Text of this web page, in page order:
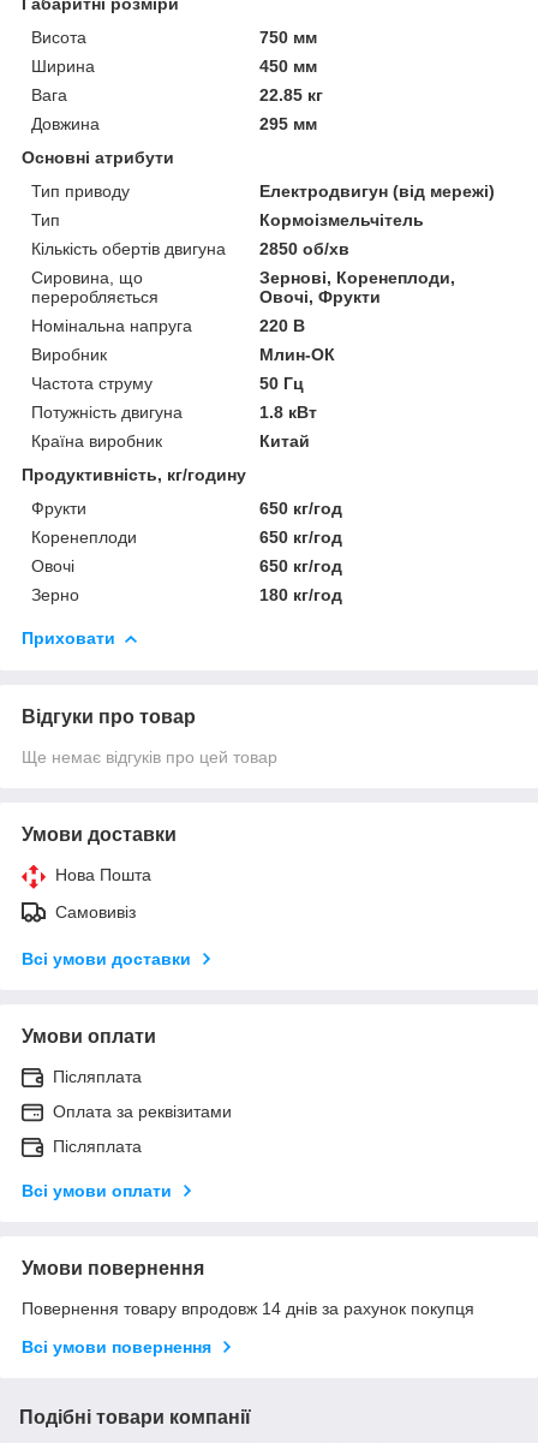
Висота
750 мм
Ширина
450 мм
Вага
22.85 кг
Довжина
295 мм
Основні атрибути
Тип приводу
Електродвигун (від мережі)
Тип
Кормоізмельчітель
Кількість обертів двигуна
2850 об/хв
Сировина, що
переробляється
Зернові, Коренеплоди,
Овочі, Фрукти
Номінальна напруга
220 В
Виробник
Млин-ОК
Частота струму
50 Гц
Потужність двигуна
1.8 кВт
Країна виробник
Китай
Продуктивність, кг/годину
Фрукти
650 кг/год
Коренеплоди
650 кг/год
Овочі
650 кг/год
Зерно
180 кг/год
Приховати
Відгуки про товар
Ще немає відгуків про цей товар
Умови доставки
Нова Пошта
Самовивіз
Всі умови доставки
Умови оплати
Післяплата
Оплата за реквізитами
Післяплата
Всі умови оплати
Умови повернення
Повернення товару впродовж 14 днів за рахунок покупця
Всі умови повернення
Подібні товари компанії